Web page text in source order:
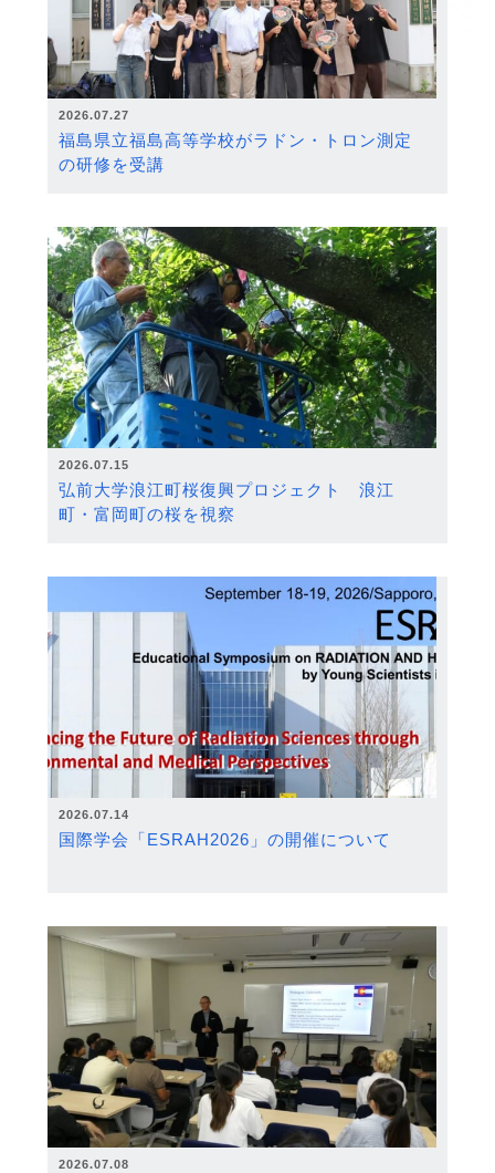
2026.07.27
福島県立福島高等学校がラドン・トロン測定
の研修を受講
2026.07.15
弘前大学浪江町桜復興プロジェクト 浪江
町・富岡町の桜を視察
2026.07.14
国際学会「ESRAH2026」の開催について
2026.07.08